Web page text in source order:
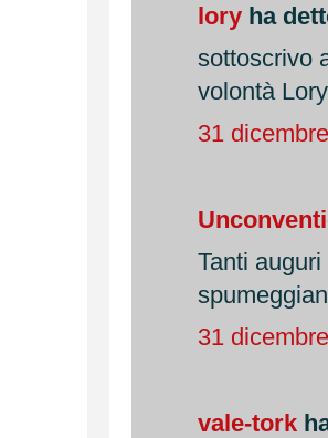
lory ha
sottoscrivo
volontà Lory
31
Tanti
31
vale-tork